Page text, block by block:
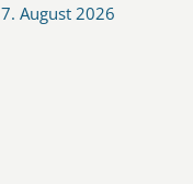
7. August 2026